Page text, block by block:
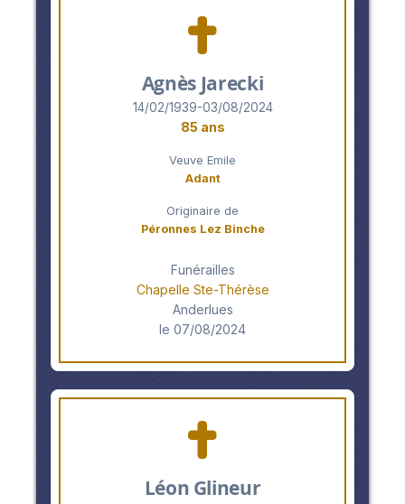
Agnès Jarecki
14/02/1939-03/08/2024
85 ans
Veuve Emile
Adant
Originaire de
Péronnes Lez Binche
Funérailles
Chapelle Ste-Thérèse
Anderlues
le 07/08/2024
Léon Glineur